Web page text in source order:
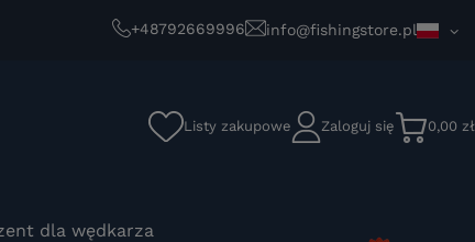
+48792669996 info@fishingstore.pl
Listy zakupowe Zaloguj się 0,00 zł
dla wędkarza